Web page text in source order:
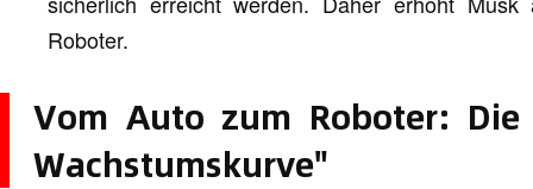
Roboter.
Vom Auto zum Roboter:
Wachstumskurve"